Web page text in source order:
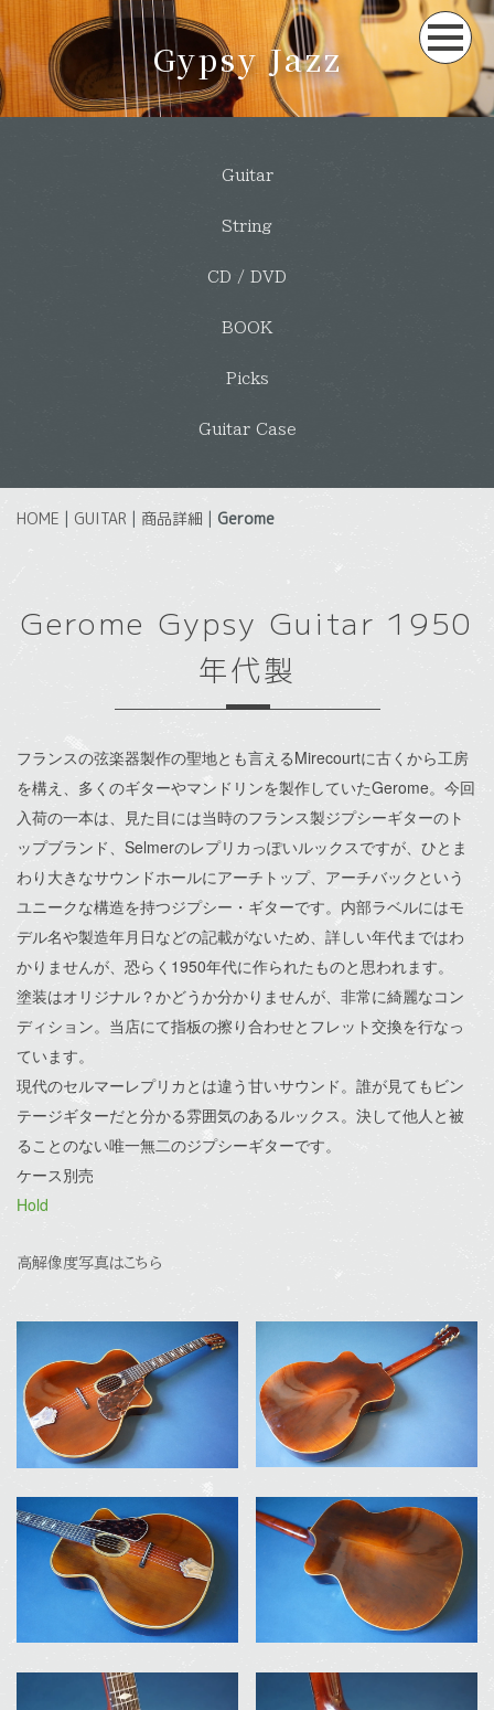
Gypsy Jazz
Guitar
String
CD / DVD
BOOK
Picks
Guitar Case
HOME | GUITAR | 商品詳細 | Gerome
Gerome Gypsy Guitar 1950
年代製
フランスの弦楽器製作の聖地とも言えるMirecourtに古くから工房
を構え、多くのギターやマンドリンを製作していたGerome。今回
入荷の一本は、見た目には当時のフランス製ジプシーギターのト
ップブランド、Selmerのレプリカっぽいルックスですが、ひとま
わり大きなサウンドホールにアーチトップ、アーチバックという
ユニークな構造を持つジプシー・ギターです。内部ラベルにはモ
デル名や製造年月日などの記載がないため、詳しい年代まではわ
かりませんが、恐らく1950年代に作られたものと思われます。
塗装はオリジナル？かどうか分かりませんが、非常に綺麗なコン
ディション。当店にて指板の擦り合わせとフレット交換を行なっ
ています。
現代のセルマーレプリカとは違う甘いサウンド。誰が見てもビン
テージギターだと分かる雰囲気のあるルックス。決して他人と被
ることのない唯一無二のジプシーギターです。
ケース別売
Hold
高解像度写真はこちら